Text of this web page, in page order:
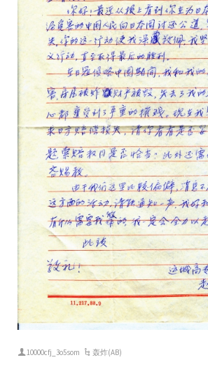
10000cfj_3o5som 轰炸(AB)